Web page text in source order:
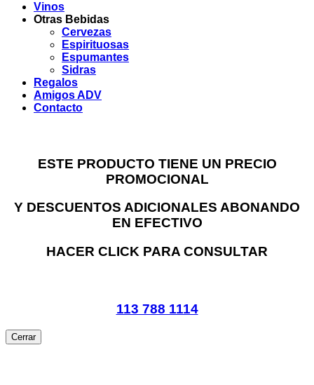
Vinos
Otras Bebidas
Cervezas
Espirituosas
Espumantes
Sidras
Regalos
Amigos ADV
Contacto
ESTE PRODUCTO TIENE UN PRECIO
PROMOCIONAL
Y DESCUENTOS ADICIONALES ABONANDO
EN EFECTIVO
HACER CLICK PARA CONSULTAR
113 788 1114
Cerrar